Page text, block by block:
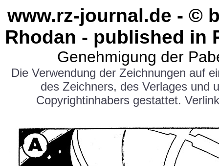
www.rz-journal.de - ©
Rhodan - published in
Genehmigung der
Die Verwendung der Zeichnungen auf
des Zeichners, des Verlages und
Copyrightinhabers gestattet.